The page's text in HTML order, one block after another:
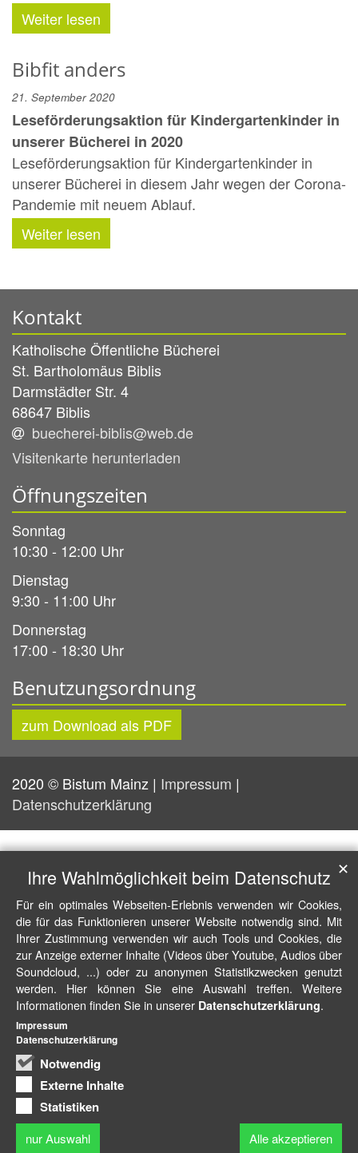
Weiter lesen
Bibfit anders
21. September 2020
Leseförderungsaktion für Kindergartenkinder in
unserer Bücherei in 2020
Leseförderungsaktion für Kindergartenkinder in
unserer Bücherei in diesem Jahr wegen der Corona-
Pandemie mit neuem Ablauf.
Weiter lesen
Kontakt
Katholische Öffentliche Bücherei
St. Bartholomäus Biblis
Darmstädter Str. 4
68647 Biblis
buecherei-biblis@web.de
Visitenkarte herunterladen
Öffnungszeiten
Sonntag
10:30 - 12:00 Uhr
Dienstag
9:30 - 11:00 Uhr
Donnerstag
17:00 - 18:30 Uhr
Benutzungsordnung
zum Download als PDF
2020 © Bistum Mainz | Impressum |
Datenschutzerklärung
Ihre Wahlmöglichkeit beim Datenschutz
Für ein optimales Webseiten-Erlebnis verwenden wir Cookies,
die für das Funktionieren unserer Website notwendig sind. Mit
Ihrer Zustimmung verwenden wir auch Tools und Cookies, die
zur Anzeige externer Inhalte (Videos über Youtube, Audios über
Soundcloud, ...) oder zu anonymen Statistikzwecken genutzt
werden. Hier können Sie eine Auswahl treffen. Weitere
Informationen finden Sie in unserer Datenschutzerklärung.
Notwendig
Externe Inhalte
Statistiken
nur Auswahl Alle akzeptieren
✕
Impressum
Datenschutzerklärung